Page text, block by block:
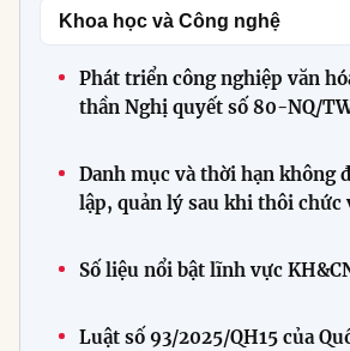
Khoa học và Công nghệ
Phát triển công nghiệp văn
thần Nghị quyết số 80-NQ/
Danh mục và thời hạn không
lập, quản lý sau khi thôi chức
Số liệu nổi bật lĩnh vực
Luật số 93/2025/QH15 của